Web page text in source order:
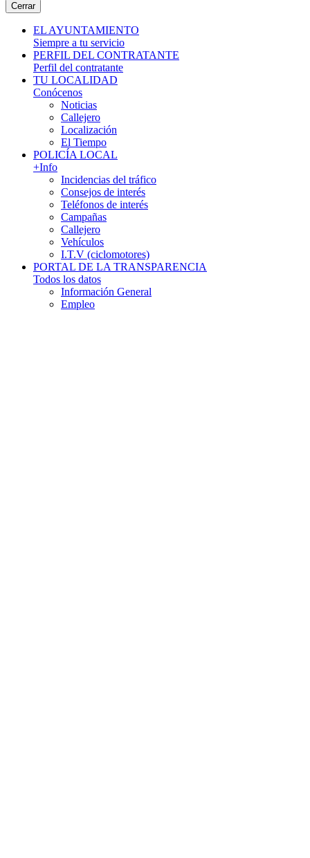
Cerrar
EL AYUNTAMIENTO
Siempre a tu servicio
PERFIL DEL CONTRATANTE
Perfil del contratante
TU LOCALIDAD
Conócenos
Noticias
Callejero
Localización
El Tiempo
POLICÍA LOCAL
+Info
Incidencias del tráfico
Consejos de interés
Teléfonos de interés
Campañas
Callejero
Vehículos
I.T.V (ciclomotores)
PORTAL DE LA TRANSPARENCIA
Todos los datos
Información General
Empleo